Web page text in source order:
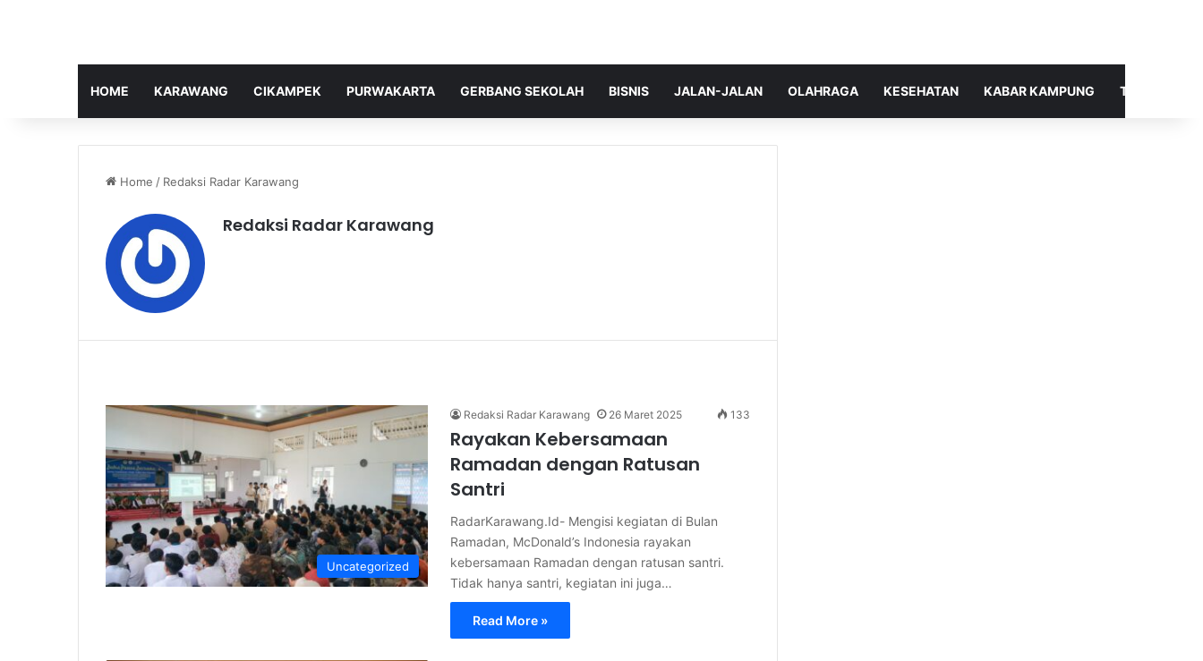
HOME KARAWANG CIKAMPEK PURWAKARTA GERBANG SEKOLAH BISNIS JALAN-JALAN OLAHRAGA KESEHATAN KABAR KAMPUNG TELUSUR
Home / Redaksi Radar Karawang
Redaksi Radar Karawang
Uncategorized
Redaksi Radar Karawang 26 Maret 2025 133
Rayakan Kebersamaan
Ramadan dengan Ratusan
Santri
RadarKarawang.Id- Mengisi kegiatan di Bulan
Ramadan, McDonald’s Indonesia rayakan
kebersamaan Ramadan dengan ratusan santri.
Tidak hanya santri, kegiatan ini juga…
Read More »